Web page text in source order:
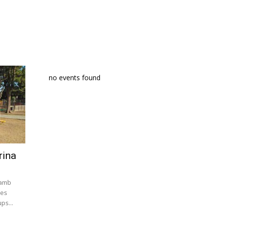
no events found